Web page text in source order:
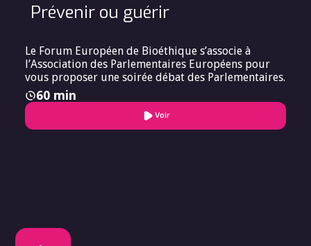
Prévenir ou guérir
Le Forum Européen de Bioéthique s’associe à
l’Association des Parlementaires Européens pour
vous proposer une soirée débat des Parlementaires.
60 min
Voir